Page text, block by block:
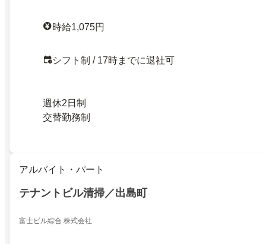
時給1,075円
シフト制 / 17時までに退社可
週休2日制
交替勤務制
アルバイト・パート
テナントビル清掃／出島町
富士ビル綜合 株式会社